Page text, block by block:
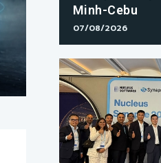
Minh-Cebu
07/08/2026